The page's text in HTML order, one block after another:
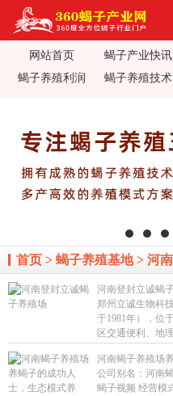
360蝎子养殖产业网_蝎子养殖技
治_全蝎药方价值加工_蝎子养殖
网站首页 蝎子产业快讯
蝎子养殖利润
蝎子养殖技术
首页 > 蝎子养殖基地> 河南
河南登封立诚蝎
郑州立诚生物科
于1981年），位
区交通便利、地
河南蝎子养殖场
公司别名：河南
蝎子视频 经营模